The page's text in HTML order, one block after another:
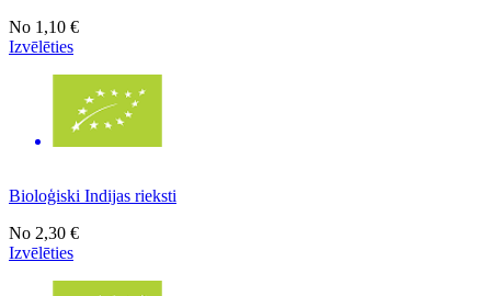
No 1,10 €
Izvēlēties
Bioloģiski Indijas rieksti
No 2,30 €
Izvēlēties